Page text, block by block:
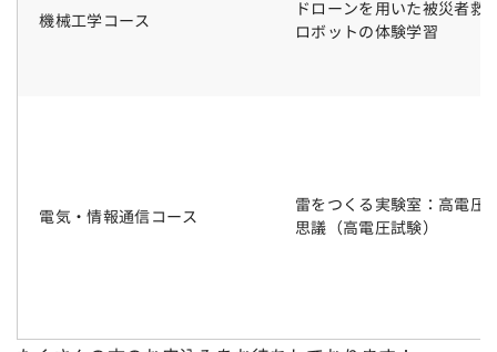
機械工学コース
ドローンを用いた被災者救
ロボットの体験学習
電気・情報通信コース
雷をつくる実験室：高電圧
思議（高電圧試験）